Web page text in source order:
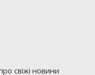
свіжі новини